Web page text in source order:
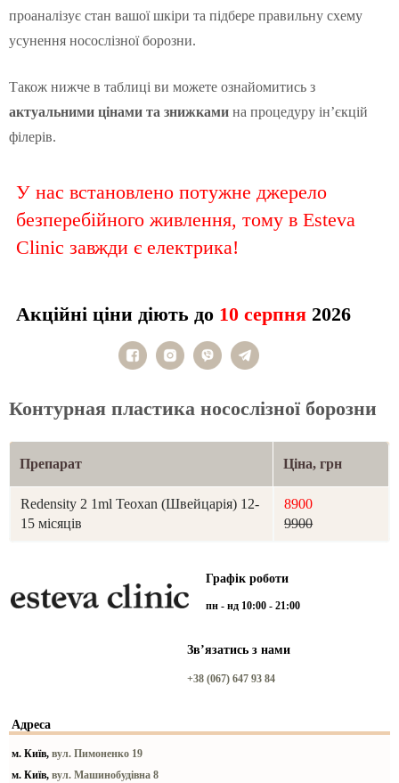
проаналізує стан вашої шкіри та підбере правильну схему
усунення носослізної борозни.
Також нижче в таблиці ви можете ознайомитись з
актуальними цінами та знижками на процедуру ін’єкцій
філерів.
У нас встановлено потужне джерело
безперебійного живлення, тому в Esteva
Clinic завжди є електрика!
Акційні ціни діють до 10 серпня 2026
Контурная пластика носослізної борозни
Препарат Ціна, грн
Redensity 2 1ml Teoxan (Швейцарія) 12-
15 місяців
8900
9900
Графік роботи
пн - нд 10:00 - 21:00
Звʼязатись з нами
+38 (067) 647 93 84
Адреса
м. Київ, вул. Пимоненко 19
м. Київ, вул. Машинобудівна 8